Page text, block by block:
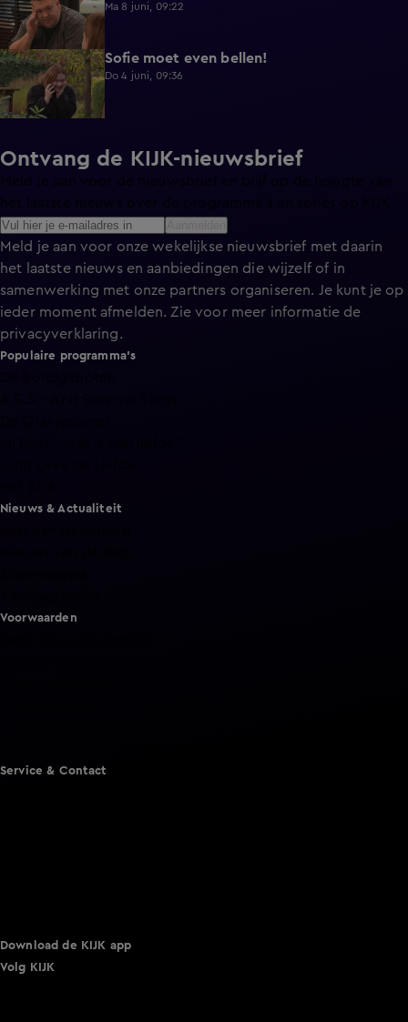
Ma 8 juni, 09:22
1:13 Sofie moet even bellen!
Do 4 juni, 09:36
Ontvang de KIJK-nieuwsbrief
Meld je aan voor onze wekelijkse nieuwsbrief met daarin
het laatste nieuws en aanbiedingen die wijzelf of in
samenwerking met onze partners organiseren. Je kunt je op
ieder moment afmelden. Zie voor meer informatie de
privacyverklaring.
Populaire programma's
Nieuws & Actualiteit
Voorwaarden
Service & Contact
Download de KIJK app
Volg KIJK